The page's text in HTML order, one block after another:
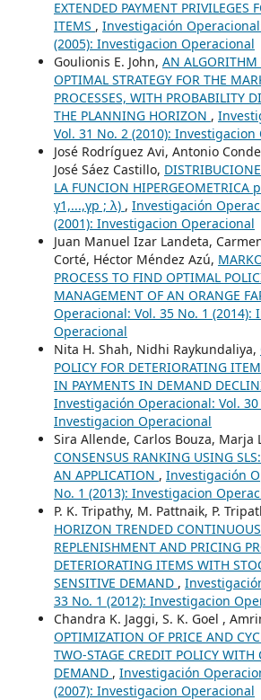
EXTENDED PAYMENT PRIVILEGES
ITEMS , Investigación
(2005): Investigacion Operacional
Goulionis E. John, AN
OPTIMAL STRATEGY FOR THE
PROCESSES, WITH PROBABILITY
THE PLANNING HORIZON ,
Vol. 31 No. 2 (2010):
José Rodríguez Avi, Antonio
José Sáez Castillo,
LA FUNCION HIPERGEOMETRICA
γ1,...,γp ; λ) , Investigación
(2001): Investigacion Operacional
Juan Manuel Izar Landeta,
Corté, Héctor Méndez Azú,
PROCESS TO FIND OPTIMAL
MANAGEMENT OF AN ORANGE
Operacional: Vol. 35 No. 1 (2014):
Operacional
Nita H. Shah, Nidhi Raykundaliya,
POLICY FOR DETERIORATING
IN PAYMENTS IN DEMAND
Investigación Operacional: Vol. 30
Investigacion Operacional
Sira Allende, Carlos Bouza, Marja
CONSENSUS RANKING USING
AN APPLICATION , Investigación
No. 1 (2013): Investigacion
P. K. Tripathy, M. Pattnaik, P.
HORIZON TRENDED
REPLENISHMENT AND PRICING
DETERIORATING ITEMS WITH
SENSITIVE DEMAND ,
33 No. 1 (2012): Investigacion
Chandra K. Jaggi, S. K. Goel ,
OPTIMIZATION OF PRICE AND
TWO-STAGE CREDIT POLICY WITH
DEMAND , Investigación
(2007): Investigacion Operacional